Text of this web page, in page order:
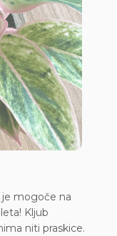
je mogoče na
Kljub
niti praskice.